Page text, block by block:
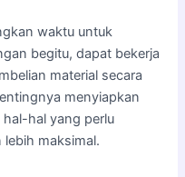
waktu untuk
begitu, dapat bekerja
material secara
menyiapkan
hal yang perlu
maksimal.